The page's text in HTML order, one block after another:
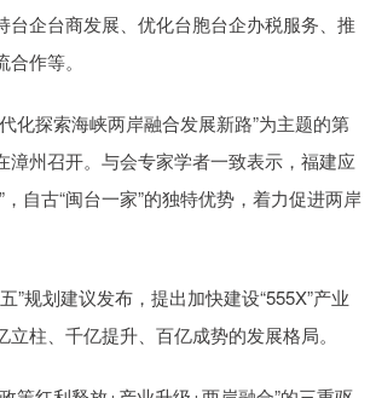
台企台商发展、优化台胞台企办税服务、推
作等。
化探索海峡两岸融合发展新路”为主题的第
漳州召开。与会专家学者一致表示，福建应
，自古“闽台一家”的独特优势，着力促进两岸
”规划建议发布，提出加快建设“555X”产业
柱、千亿提升、百亿成势的发展格局。